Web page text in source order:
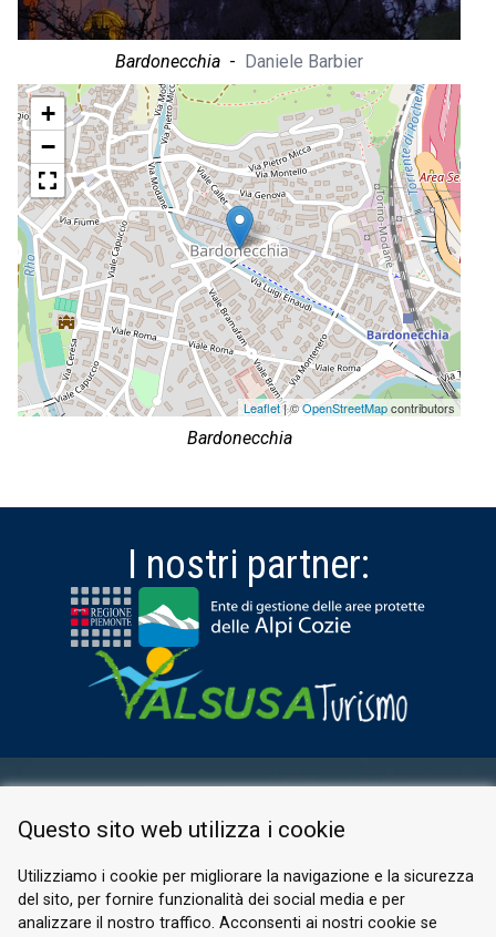
Bardonecchia - Daniele Barbier
+
−
Leaflet| ©OpenStreetMapcontributors
Bardonecchia
I nostri partner:
PRIVACY POLICY
© 2026 Valle di Susa
Questo sito web utilizza i cookie
Utilizziamo i cookie per migliorare la navigazione e la sicurezza
del sito, per fornire funzionalità dei social media e per
analizzare il nostro traffico. Acconsenti ai nostri cookie se